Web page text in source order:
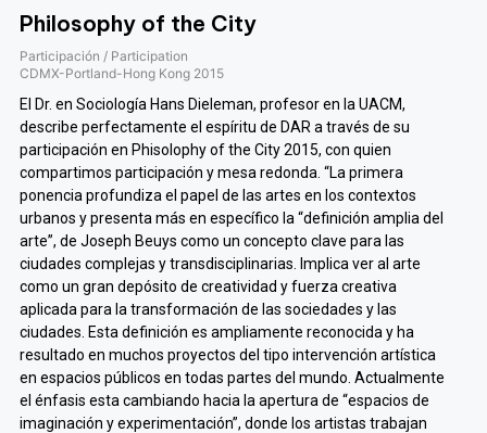
Philosophy of the City
Participación / Participation
CDMX-Portland-Hong Kong2015
El Dr. en Sociología Hans Dieleman, profesor en la UACM,
describe perfectamente el espíritu de DAR a través de su
participación en Phisolophy of the City 2015, con quien
compartimos participación y mesa redonda. “La primera
ponencia profundiza el papel de las artes en los contextos
urbanos y presenta más en específico la “definición amplia del
arte”, de Joseph Beuys como un concepto clave para las
ciudades complejas y transdisciplinarias. Implica ver al arte
como un gran depósito de creatividad y fuerza creativa
aplicada para la transformación de las sociedades y las
ciudades. Esta definición es ampliamente reconocida y ha
resultado en muchos proyectos del tipo intervención artística
en espacios públicos en todas partes del mundo. Actualmente
el énfasis esta cambiando hacia la apertura de “espacios de
imaginación y experimentación”, donde los artistas trabajan